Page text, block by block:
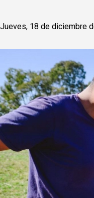
Jueves, 18 de diciembre